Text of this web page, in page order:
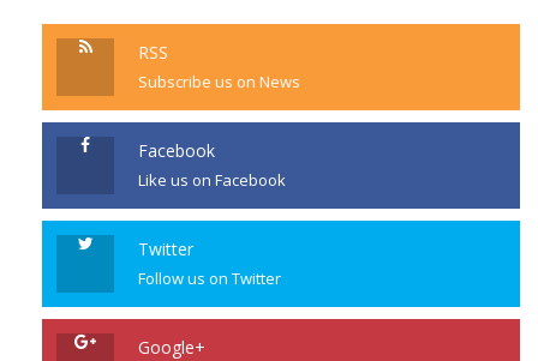
RSS
Subscribe us on News
Facebook
Like us on Facebook
Twitter
Follow us on Twitter
Google+